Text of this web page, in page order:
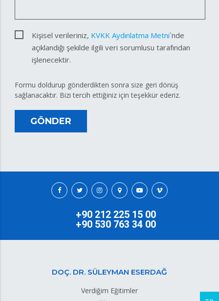
Kişisel verileriniz, KVKK Aydınlatma Metni`nde
açıklandığı şekilde ilgili veri sorumlusu tarafından
işlenecektir.
Formu doldurup gönderdikten sonra size geri dönüş
sağlanacaktır. Bizi tercih ettiğiniz için teşekkür ederiz.
GÖNDER
+90 212 225 15 00
+90 530 763 34 00
DOÇ. DR. SÜLEYMAN ESERDAĞ
Verdiğim Eğitimler